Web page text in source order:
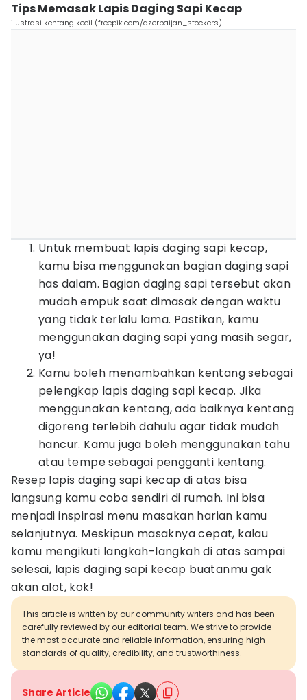
Tips Memasak Lapis Daging Sapi Kecap
ilustrasi kentang kecil (freepik.com/azerbaijan_stockers)
Untuk membuat lapis daging sapi kecap,
kamu bisa menggunakan bagian daging sapi
has dalam. Bagian daging sapi tersebut akan
mudah empuk saat dimasak dengan waktu
yang tidak terlalu lama. Pastikan, kamu
menggunakan daging sapi yang masih segar,
ya!
Kamu boleh menambahkan kentang sebagai
pelengkap lapis daging sapi kecap. Jika
menggunakan kentang, ada baiknya kentang
digoreng terlebih dahulu agar tidak mudah
hancur. Kamu juga boleh menggunakan tahu
atau tempe sebagai pengganti kentang.
Resep lapis daging sapi kecap di atas bisa
langsung kamu coba sendiri di rumah. Ini bisa
menjadi inspirasi menu masakan harian kamu
selanjutnya. Meskipun masaknya cepat, kalau
kamu mengikuti langkah-langkah di atas sampai
selesai, lapis daging sapi kecap buatanmu gak
akan alot, kok!
This article is written by our community writers and has been
carefully reviewed by our editorial team. We strive to provide
the most accurate and reliable information, ensuring high
standards of quality, credibility, and trustworthiness.
Share Article